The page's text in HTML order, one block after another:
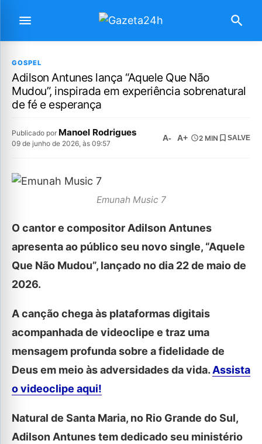
GOSPEL
Adilson Antunes lança “Aquele Que Não
Mudou”, inspirada em experiência sobrenatural
de fé e esperança
Publicado por Manoel Rodrigues
09 de junho de 2026, às 09:57
A- A+ 2 MIN SALVE
Emunah Music 7
O cantor e compositor Adilson Antunes
apresenta ao público seu novo single, “Aquele
Que Não Mudou”, lançado no dia 22 de maio de
2026.
A canção chega às plataformas digitais
acompanhada de videoclipe e traz uma
mensagem profunda sobre a fidelidade de
Deus em meio às adversidades da vida.Assista
o videoclipe aqui!
Natural de Santa Maria, no Rio Grande do Sul,
Adilson Antunes tem dedicado seu ministério